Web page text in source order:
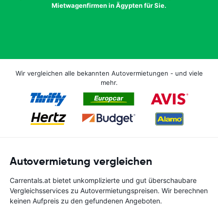
Mietwagenfirmen in Ägypten für Sie.
Wir vergleichen alle bekannten Autovermietungen - und viele
mehr.
Autovermietung vergleichen
Carrentals.at bietet unkomplizierte und gut überschaubare
Vergleichsservices zu Autovermietungspreisen. Wir berechnen
keinen Aufpreis zu den gefundenen Angeboten.